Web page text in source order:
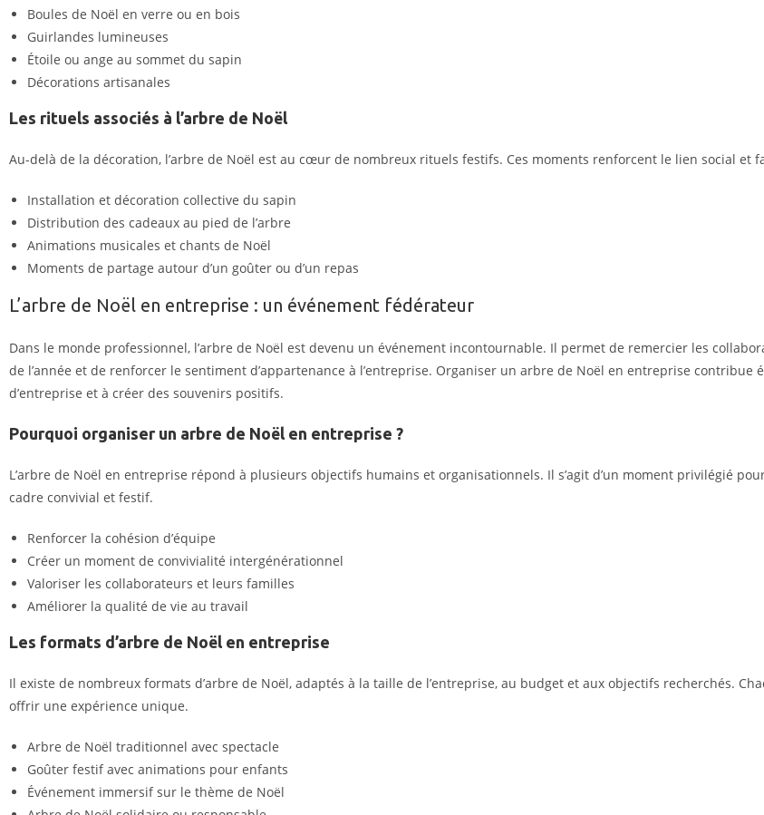
Boules de Noël en verre ou en bois
Guirlandes lumineuses
Étoile ou ange au sommet du sapin
Décorations artisanales
Les rituels associés à l’arbre de Noël
Au-delà de la décoration, l’arbre de Noël est au cœur de nombreux rituels festifs. Ces moments renforcent le lien social et
Installation et décoration collective du sapin
Distribution des cadeaux au pied de l’arbre
Animations musicales et chants de Noël
Moments de partage autour d’un goûter ou d’un repas
L’arbre de Noël en entreprise : un événement fédérateur
Dans le monde professionnel, l’arbre de Noël est devenu un événement incontournable. Il permet de remercier les
de l’année et de renforcer le sentiment d’appartenance à l’entreprise. Organiser un arbre de Noël en entreprise contribue
d’entreprise et à créer des souvenirs positifs.
Pourquoi organiser un arbre de Noël en entreprise ?
L’arbre de Noël en entreprise répond à plusieurs objectifs humains et organisationnels. Il s’agit d’un moment privilégié
cadre convivial et festif.
Renforcer la cohésion d’équipe
Créer un moment de convivialité intergénérationnel
Valoriser les collaborateurs et leurs familles
Améliorer la qualité de vie au travail
Les formats d’arbre de Noël en entreprise
Il existe de nombreux formats d’arbre de Noël, adaptés à la taille de l’entreprise, au budget et aux objectifs recherchés.
offrir une expérience unique.
Arbre de Noël traditionnel avec spectacle
Goûter festif avec animations pour enfants
Événement immersif sur le thème de Noël